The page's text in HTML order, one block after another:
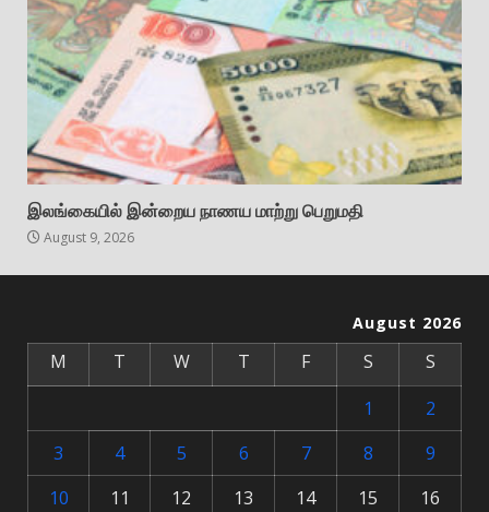
இலங்கையில் இன்றைய நாணய மாற்று பெறுமதி
August 9, 2026
August 2026
M T W T F S
S
1
2
3
4 5 6 7 8
9
10
11 12 13 14 15
16